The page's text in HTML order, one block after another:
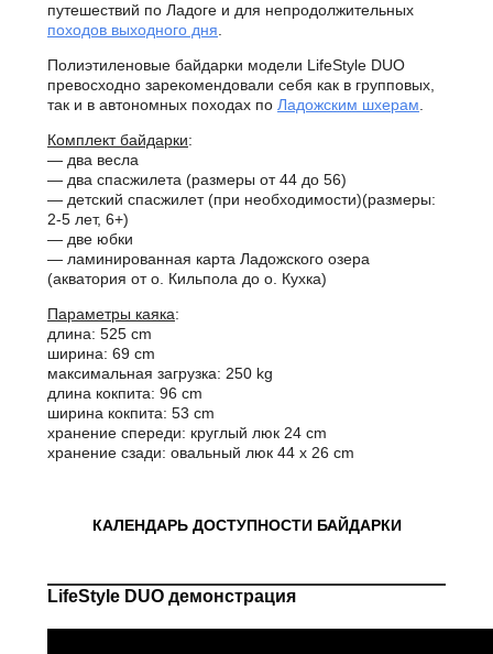
путешествий по Ладоге и для непродолжительных
походов выходного дня
Полиэтиленовые байдарки модели LifeStyle DUO
превосходно зарекомендовали себя как в групповых,
так и в автономных походах по Ладожским шхерам
Комплект байдарки:
— два весла
— два спасжилета (размеры от 44 до 56)
— детский спасжилет (при необходимости)(размеры:
2-5 лет, 6+)
— две юбки
— ламинированная карта Ладожского озера
(акватория от о. Кильпола до о. Кухка)
Параметры каяка:
длина: 525 cm
ширина: 69 cm
максимальная загрузка: 250 kg
длина кокпита: 96 cm
ширина кокпита: 53 cm
хранение спереди: круглый люк 24 cm
хранение сзади: овальный люк 44 х 26 cm
КАЛЕНДАРЬ ДОСТУПНОСТИ БАЙДАРКИ
LifeStyle DUO демонстрация